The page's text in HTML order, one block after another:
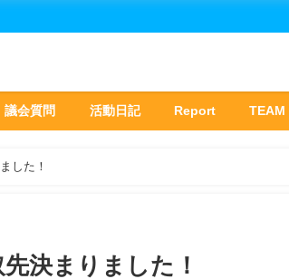
議会質問 活動日記 Report TEAM
した！
決まりました！